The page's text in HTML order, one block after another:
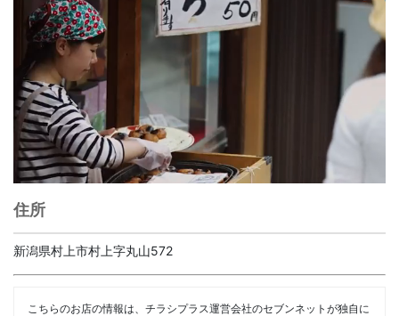
住所
新潟県村上市村上字丸山572
こちらのお店の情報は、チラシプラス運営会社のセブンネットが独自に